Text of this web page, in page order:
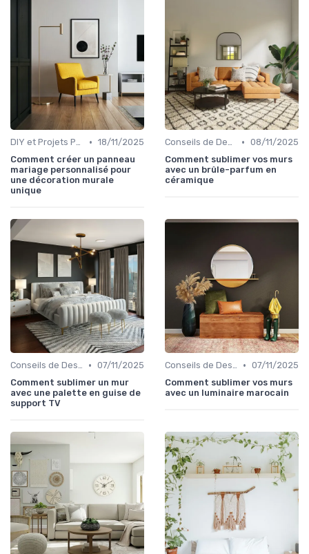
DIY et Projets Personnalisés • 18/11/2025
Comment créer un panneau
mariage personnalisé pour
une décoration murale
unique
Conseils de Design d'Intérieur • 08/11/2025
Comment sublimer vos murs
avec un brûle-parfum en
céramique
Conseils de Design d'Intérieur • 07/11/2025
Comment sublimer un mur
avec une palette en guise de
support TV
Conseils de Design d'Intérieur • 07/11/2025
Comment sublimer vos murs
avec un luminaire marocain